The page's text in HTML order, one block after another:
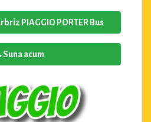
PIAGGIO PORTER Bus
Suna acum